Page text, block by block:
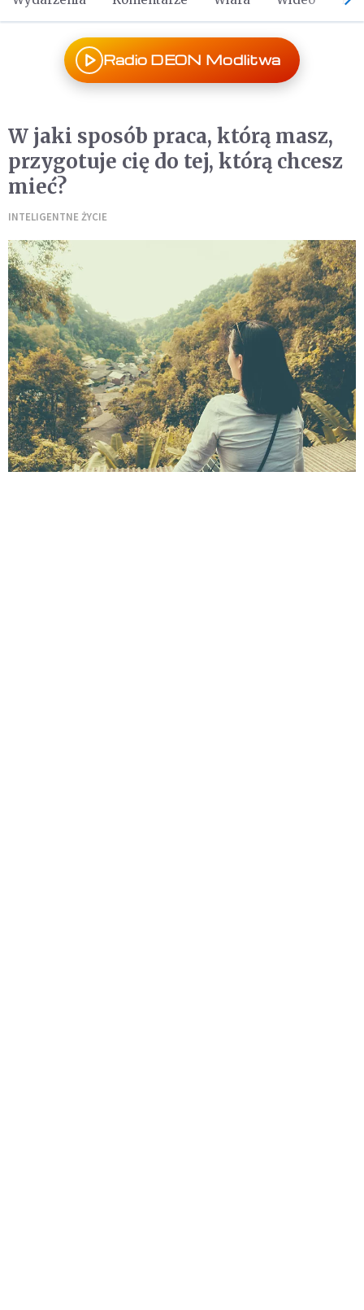
Radio DEON Modlitwa
W jaki sposób praca, którą masz,
przygotuje cię do tej, którą chcesz
mieć?
INTELIGENTNE ŻYCIE